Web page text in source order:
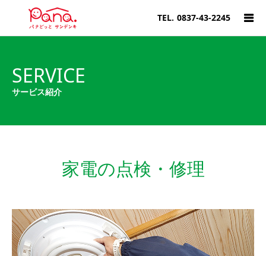
TEL. 0837-43-2245
SERVICE
サービス紹介
家電の点検・修理